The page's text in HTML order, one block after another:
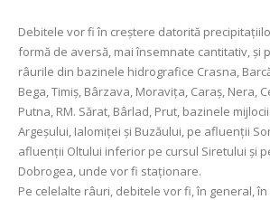
Debitele vor fi în creștere datorită
formă de aversă, mai însemnate cantitativ, și
râurile din bazinele hidrografice Crasna,
Bega, Timiș, Bârzava, Moravița, Caraș, Nera,
Putna, RM. Sărat, Bârlad, Prut, bazinele
Argeșului, Ialomiței și Buzăului, pe afluenții
afluenții Oltului inferior pe cursul Siretului și
Dobrogea, unde vor fi staționare.
Pe celelalte râuri, debitele vor fi, în general, în